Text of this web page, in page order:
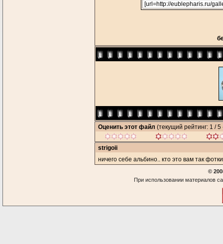
Оценить этот файл (текущий рейтинг: 1 / 5
strigoii
ничего себе альбино.. кто это вам так
©
При использовании материалов